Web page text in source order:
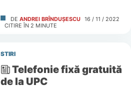
DE ANDREI BRÎNDUȘESCU 16 / 11 / 2022
CITIRE ÎN 2 MINUTE
STIRI
Telefonie fixă gratuită
de la UPC